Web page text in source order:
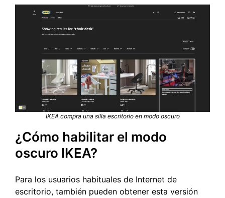
IKEA compra una silla escritorio en modo oscuro
¿Cómo habilitar el modo
oscuro IKEA?
Para los usuarios habituales de Internet de
escritorio, también pueden obtener esta versión